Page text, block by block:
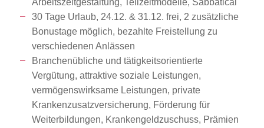
30 Tage Urlaub, 24.12. & 31.12. frei, 2 zusätzliche
Bonustage möglich, bezahlte Freistellung zu
verschiedenen Anlässen
Branchenübliche und tätigkeitsorientierte
Vergütung, attraktive soziale Leistungen,
vermögenswirksame Leistungen, private
Krankenzusatzversicherung, Förderung für
Weiterbildungen, Krankengeldzuschuss, Prämien